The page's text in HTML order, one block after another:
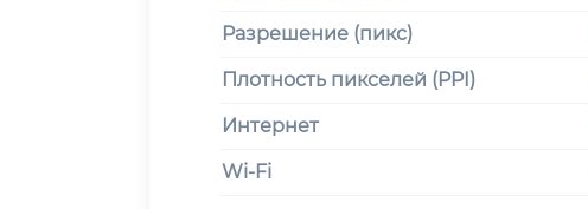
Разрешение (пикс)
Плотность пикселей (PPI)
Интернет
Wi-Fi